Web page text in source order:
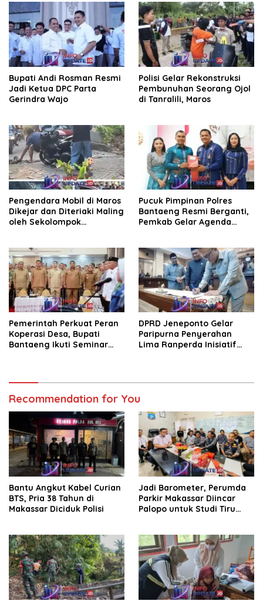
Bupati Andi Rosman Resmi
Jadi Ketua DPC Parta
Gerindra Wajo
Polisi Gelar Rekonstruksi
Pembunuhan Seorang Ojol
di Tanralili, Maros
Pengendara Mobil di Maros
Dikejar dan Diteriaki Maling
oleh Sekolompok
Pucuk Pimpinan Polres
Bantaeng Resmi Berganti,
Pemkab Gelar Agenda
Pemerintah Perkuat Peran
Koperasi Desa, Bupati
Bantaeng Ikuti Seminar
DPRD Jeneponto Gelar
Paripurna Penyerahan
Lima Ranperda Inisiatif
Recommendation for You
Bantu Angkut Kabel Curian
BTS, Pria 38 Tahun di
Makassar Diciduk Polisi
Jadi Barometer, Perumda
Parkir Makassar Diincar
Palopo untuk Studi Tiru